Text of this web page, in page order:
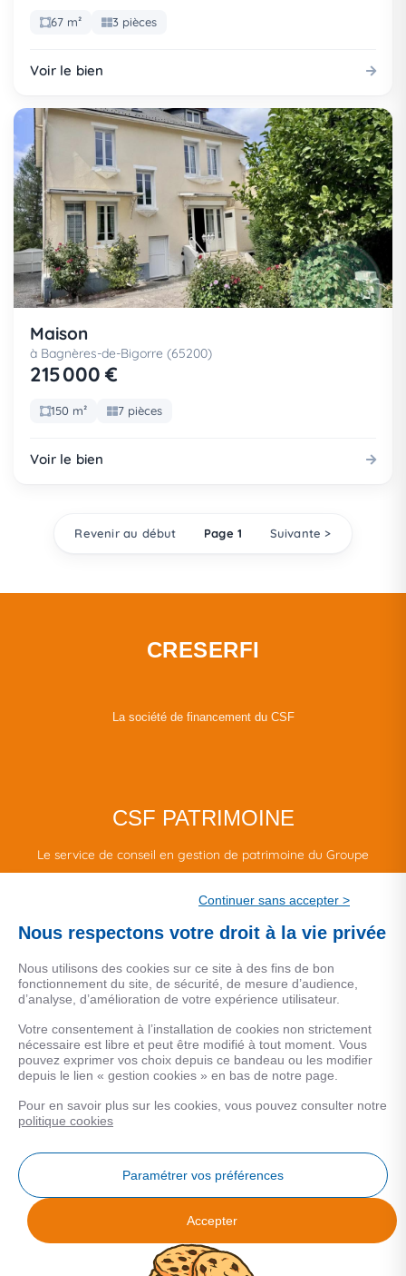
67 m² 3 pièces
Voir le bien
Maison
à Bagnères-de-Bigorre (65200)
215 000 €
150 m² 7 pièces
Voir le bien
Revenir au début Page 1 Suivante >
CRESERFI
La société de financement du CSF
CSF PATRIMOINE
Le service de conseil en gestion de patrimoine du Groupe
MENTIONS LEGALES
Données personnelles
COOKIES
Analyse des performances
© 2026 Facilogi - Solutions en stratégie et intelligence immobilière
Continuer sans accepter >
Nous respectons votre droit à la vie privée
Nous utilisons des cookies sur ce site à des fins de bon
fonctionnement du site, de sécurité, de mesure d’audience,
d’analyse, d’amélioration de votre expérience utilisateur.
Votre consentement à l’installation de cookies non strictement
nécessaire est libre et peut être modifié à tout moment. Vous
pouvez exprimer vos choix depuis ce bandeau ou les modifier
depuis le lien « gestion cookies » en bas de notre page.
Pour en savoir plus sur les cookies, vous pouvez consulter notre
politique cookies
Paramétrer vos préférences
Accepter